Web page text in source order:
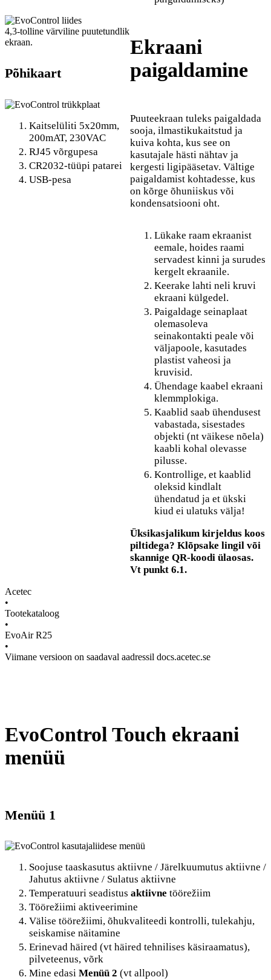
4,3-tolline värviline puutetundlik
ekraan.
Põhikaart
Kaitselüliti 5x20mm,
200mAT, 230VAC
RJ45 võrgupesa
CR2032-tüüpi patarei
USB-pesa
Ekraani
paigaldamine
Puuteekraan tuleks paigaldada
sooja, ilmastikukaitstud ja
kuiva kohta, kus see on
kasutajale hästi nähtav ja
kergesti ligipääsetav. Vältige
paigaldamist kohtadesse, kus
on kõrge õhuniiskus või
kondensatsiooni oht.
Lükake raam ekraanist
eemale, hoides raami
servadest kinni ja surudes
kergelt ekraanile.
Keerake lahti neli kruvi
ekraani külgedel.
Paigaldage seinaplaat
olemasoleva
seinakontakti peale või
väljapoole, kasutades
plastist vaheosi ja
kruvisid.
Ühendage kaabel ekraani
klemmplokiga.
Kaablid saab ühendusest
vabastada, sisestades
objekti (nt väikese nõela)
kaabli kohal olevasse
pilusse.
Kontrollige, et kaablid
oleksid kindlalt
ühendatud ja et ükski
kiud ei ulatuks välja!
Üksikasjalikum kirjeldus koos
piltidega? Klõpsake lingil või
skannige QR-koodi ülaosas.
Vt punkt 6.1.
Acetec
•
Tootekataloog
•
EvoAir R25
•
Viimane versioon on saadaval aadressil docs.acetec.se
EvoControl Touch ekraani
menüü
Menüü 1
Soojuse taaskasutus aktiivne / Järelkuumutus aktiivne /
Jahutus aktiivne / Sulatus aktiivne
Temperatuuri seadistus aktiivne töörežiim
Töörežiimi aktiveerimine
Välise töörežiimi, õhukvaliteedi kontrolli, tulekahju,
seiskamise näitamine
Erinevad häired (vt häired tehnilises käsiraamatus),
pilveteenus, võrk
Mine edasi Menüü 2 (vt allpool)